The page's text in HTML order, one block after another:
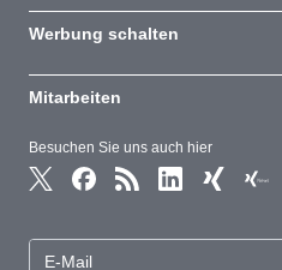
Besuchen Sie uns auch hier
Werbung schalten
Mitarbeiten